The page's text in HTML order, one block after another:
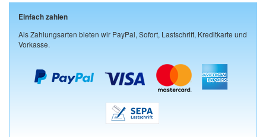
Einfach zahlen
Als Zahlungsarten bieten wir PayPal, Sofort, Lastschrift, Kreditkarte und
Vorkasse.